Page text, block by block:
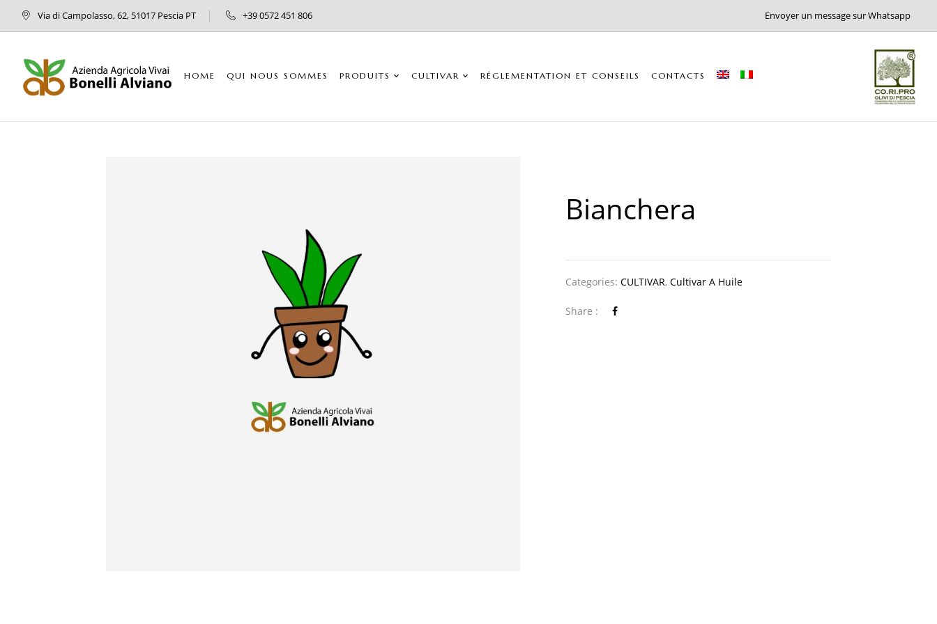
Via di Campolasso, 62, 51017 Pescia PT +39 0572 451 806 Envoyer un message sur Whatsapp
HOME QUI NOUS SOMMES PRODUITS CULTIVAR RÉGLEMENTATION ET CONSEILS CONTACTS
Bianchera
Categories:CULTIVAR,Cultivar A Huile
Share :